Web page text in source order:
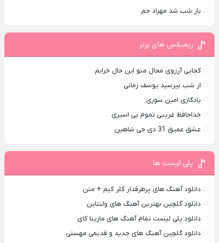
باز شب شد مهراد جم
ریمیکس های برتر
کجایی آرزوی محال منو این حال خرابم
از شب بپرسید یوسف زمانی
یادگاری امین سوری
خداحافظ غریبی تموم بی اسیری
عشق عمیق 31 دی جی شاهین
پلی لیست ها
دانلود آهنگ های پرطرفدار کلر کیم + متن
دانلود گلچین بهترین آهنگ های ولنتاین
دانلود پلی لیست تمام آهنگ های مارینا کای
دانلود گلچین آهنگ های جدید و قدیمی مهستی